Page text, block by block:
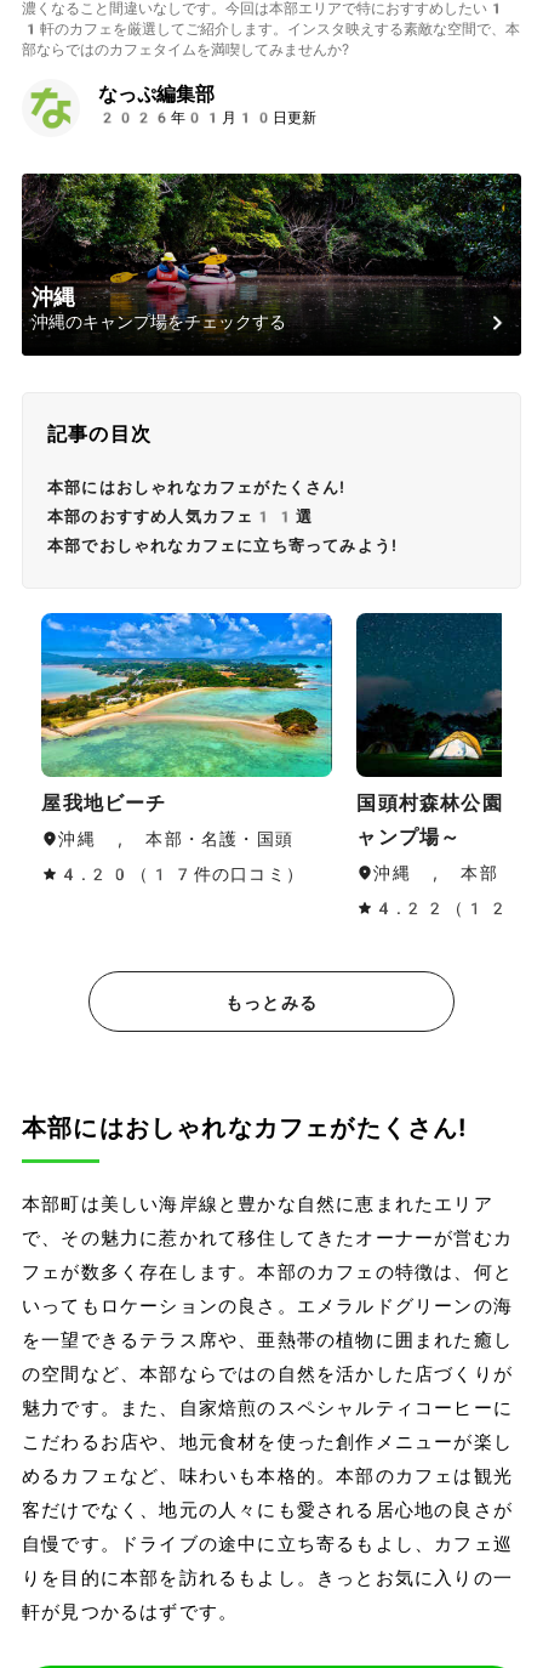
濃くなること間違いなしです。今回は本部エリアで特におすすめしたい1
1軒のカフェを厳選してご紹介します。インスタ映えする素敵な空間で、本
部ならではのカフェタイムを満喫してみませんか?
なっぷ編集部
2026年01月10日更新
沖縄
沖縄のキャンプ場をチェックする
記事の目次
本部にはおしゃれなカフェがたくさん!
本部のおすすめ人気カフェ11選
本部でおしゃれなカフェに立ち寄ってみよう!
屋我地ビーチ
沖縄 , 本部・名護・国頭
4.20（17件の口コミ）
国頭村森林公園～
ャンプ場～
沖縄 , 本部・名
4.22（12件の
もっとみる
本部にはおしゃれなカフェがたくさん!
本部町は美しい海岸線と豊かな自然に恵まれたエリア
で、その魅力に惹かれて移住してきたオーナーが営むカ
フェが数多く存在します。本部のカフェの特徴は、何と
いってもロケーションの良さ。エメラルドグリーンの海
を一望できるテラス席や、亜熱帯の植物に囲まれた癒し
の空間など、本部ならではの自然を活かした店づくりが
魅力です。また、自家焙煎のスペシャルティコーヒーに
こだわるお店や、地元食材を使った創作メニューが楽し
めるカフェなど、味わいも本格的。本部のカフェは観光
客だけでなく、地元の人々にも愛される居心地の良さが
自慢です。ドライブの途中に立ち寄るもよし、カフェ巡
りを目的に本部を訪れるもよし。きっとお気に入りの一
軒が見つかるはずです。